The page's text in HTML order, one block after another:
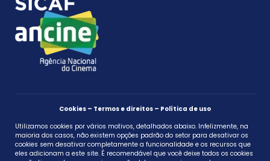
Cookies – Termos e direitos – Política de uso
Utilizamos cookies por vários motivos, detalhados abaixo. Infelizmente, na
maioria dos casos, não existem opções padrão do setor para desativar os
cookies sem desativar completamente a funcionalidade e os recursos que
eles adicionam a este site. É recomendável que você deixe todos os cookies